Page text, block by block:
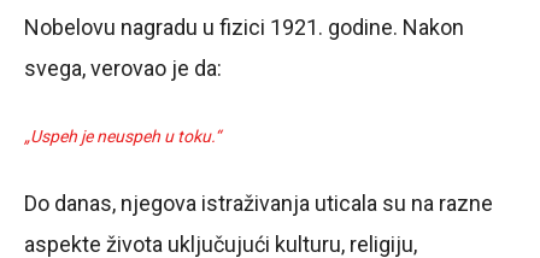
Nobelovu nagradu u fizici 1921. godine. Nakon
svega, verovao je da:
„Uspeh je neuspeh u toku.“
Do danas, njegova istraživanja uticala su na razne
aspekte života uključujući kulturu, religiju,